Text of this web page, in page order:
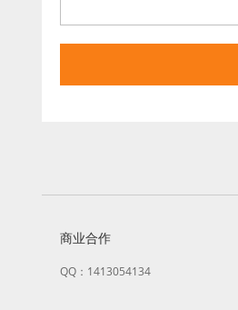
商业合作
QQ：1413054134